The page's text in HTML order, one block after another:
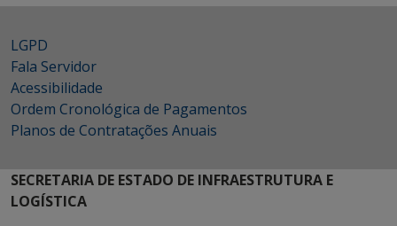
LGPD
Fala Servidor
Acessibilidade
Ordem Cronológica de Pagamentos
Planos de Contratações Anuais
SECRETARIA DE ESTADO DE INFRAESTRUTURA E
LOGÍSTICA